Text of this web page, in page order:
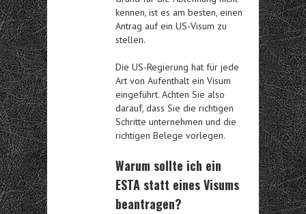
kennen, ist es am besten, einen
Antrag auf ein US-Visum zu
stellen.
Die US-Regierung hat für jede
Art von Aufenthalt ein Visum
eingeführt. Achten Sie also
darauf, dass Sie die richtigen
Schritte unternehmen und die
richtigen Belege vorlegen.
Warum sollte ich ein
ESTA statt eines Visums
beantragen?